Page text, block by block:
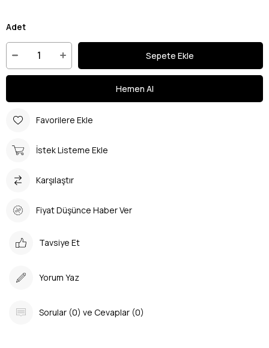
Adet
Favorilere Ekle
İstek Listeme Ekle
Karşılaştır
Fiyat Düşünce Haber Ver
Tavsiye Et
Yorum Yaz
Sorular (0) ve Cevaplar (0)